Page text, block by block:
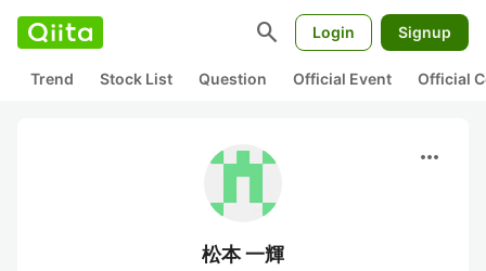
search Login Signup
Trend Stock List Question Official Event Official
more_horiz
松本 一輝